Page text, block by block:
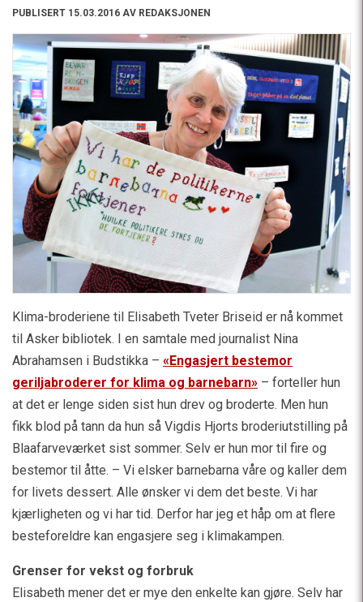
PUBLISERT 15.03.2016 AV REDAKSJONEN
Klima-broderiene til Elisabeth Tveter Briseid er nå kommet
til Asker bibliotek. I en samtale med journalist Nina
Abrahamsen i Budstikka – «Engasjert bestemor
geriljabroderer for klima og barnebarn» – forteller hun
at det er lenge siden sist hun drev og broderte. Men hun
fikk blod på tann da hun så Vigdis Hjorts broderiutstilling på
Blaafarveværket sist sommer. Selv er hun mor til fire og
bestemor til åtte. – Vi elsker barnebarna våre og kaller dem
for livets dessert. Alle ønsker vi dem det beste. Vi har
kjærligheten og vi har tid. Derfor har jeg et håp om at flere
besteforeldre kan engasjere seg i klimakampen.
Grenser for vekst og forbruk
Elisabeth mener det er mye den enkelte kan gjøre. Selv har